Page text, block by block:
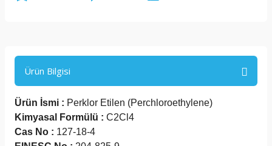
Ürün Bilgisi
Ürün İsmi : Perklor Etilen (Perchloroethylene)
Kimyasal Formülü : C2Cl4
Cas No : 127-18-4